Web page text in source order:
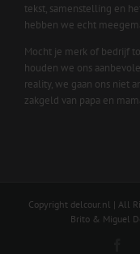
tekst, samenstelling en
hebben we echt
Mocht je merk of bedrijf
houden we ons
reality, we gaan ons niet
zakgeld van papa en
Copyright delcour.nl | All
Brito & Miguel